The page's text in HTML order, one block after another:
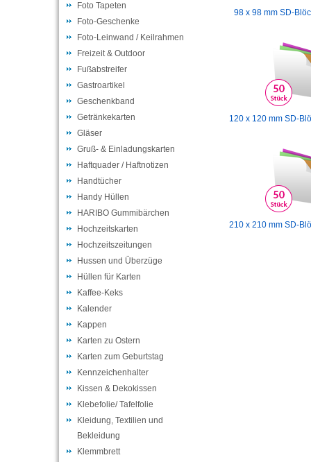
Foto Tapeten
Foto-Geschenke
Foto-Leinwand / Keilrahmen
Freizeit & Outdoor
Fußabstreifer
Gastroartikel
Geschenkband
Getränkekarten
Gläser
Gruß- & Einladungskarten
Haftquader / Haftnotizen
Handtücher
Handy Hüllen
HARIBO Gummibärchen
Hochzeitskarten
Hochzeitszeitungen
Hussen und Überzüge
Hüllen für Karten
Kaffee-Keks
Kalender
Kappen
Karten zu Ostern
Karten zum Geburtstag
Kennzeichenhalter
Kissen & Dekokissen
Klebefolie/ Tafelfolie
Kleidung, Textilien und
Bekleidung
Klemmbrett
98 x 98 mm SD-
120 x 120 mm SD-
210 x 210 mm SD-